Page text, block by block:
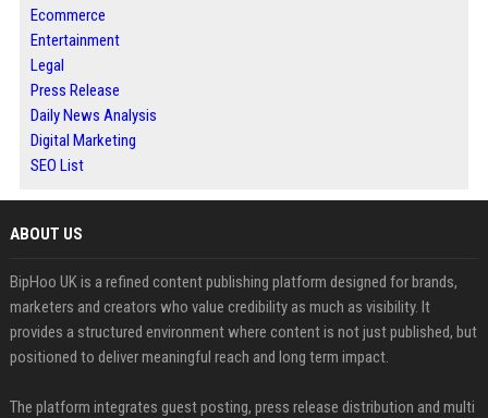
Ecommerce
Entertainment
Legal
Press Release
Daily News Analysis
Digital Marketing
SEO List
ABOUT US
BipHoo UK is a refined content publishing platform designed for brands,
marketers and creators who value credibility as much as visibility. It
provides a structured environment where content is not just published, but
positioned to deliver meaningful reach and long term impact.
The platform integrates guest posting, press release distribution and multi